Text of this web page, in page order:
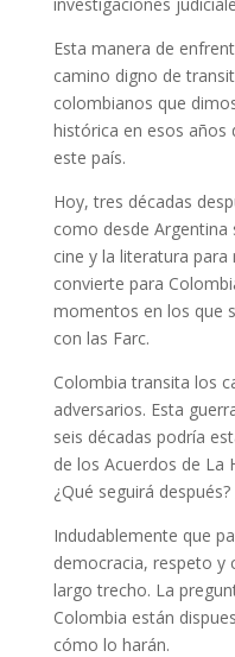
Esta manera de
camino digno de
colombianos que
histórica en esos años
este país.
Hoy, tres décadas
como desde
cine y la literatura
convierte para
momentos en los que
con las Farc.
Colombia transita los
adversarios. Esta
seis décadas podría
de los Acuerdos de La
¿Qué seguirá
Indudablemente que
democracia, respeto y
largo trecho. La
Colombia están
cómo lo harán.